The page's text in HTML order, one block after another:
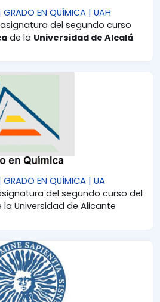
EN QUÍMICA | UAH
del segundo curso
de la Universidad de Alcalá
EN QUÍMICA | UA
EN QUÍMICA | UA
del segundo curso del
Universidad de Alicante
EN QUÍMICA | UAL